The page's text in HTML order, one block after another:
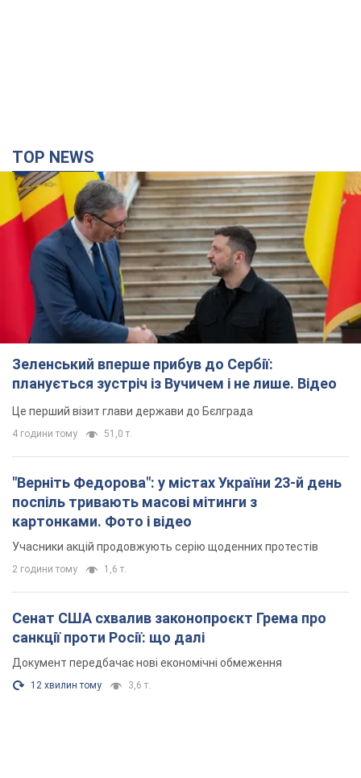
TOP NEWS
Зеленський вперше прибув до Сербії:
планується зустріч із Вучичем і не лише. Відео
Це перший візит глави держави до Бєлграда
4 години тому 51,0 т.
"Верніть Федорова": у містах України 23-й день
поспіль тривають масові мітинги з
картонками. Фото і відео
Учасники акцій продовжують серію щоденних протестів
2 години тому 1,6 т.
Сенат США схвалив законопроєкт Грема про
санкції проти Росії: що далі
Документ передбачає нові економічні обмеження
12 хвилин тому 3,6 т.